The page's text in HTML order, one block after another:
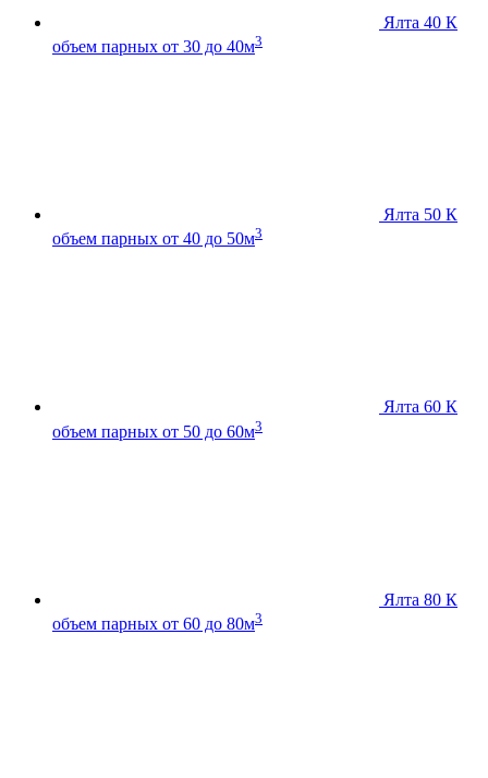
Ялта 40 К
объем парных от 30 до 40м3
Ялта 50 К
объем парных от 40 до 50м3
Ялта 60 К
объем парных от 50 до 60м3
Ялта 80 К
объем парных от 60 до 80м3